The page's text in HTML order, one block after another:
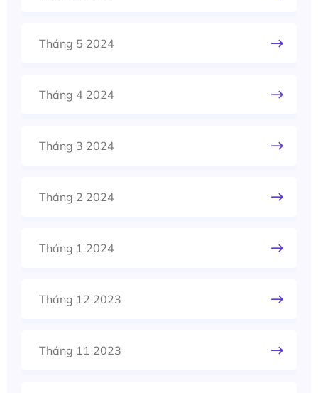
Tháng 5 2024
Tháng 4 2024
Tháng 3 2024
Tháng 2 2024
Tháng 1 2024
Tháng 12 2023
Tháng 11 2023